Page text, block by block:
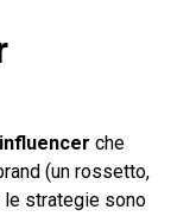
che
(un rossetto,
le strategie sono